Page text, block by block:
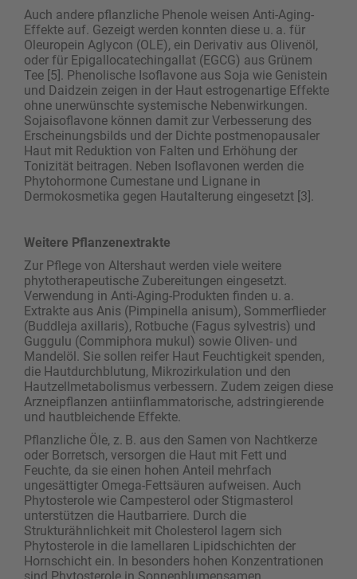
Auch andere pflanzliche Phenole weisen Anti-Aging-
Effekte auf. Gezeigt werden konnten diese u. a. für
Oleuropein Aglycon (OLE), ein Derivativ aus Olivenöl,
oder für Epigallocatechingallat (EGCG) aus Grünem
Tee [5]. Phenolische Isoflavone aus Soja wie Genistein
und Daidzein zeigen in der Haut estrogenartige Effekte
ohne unerwünschte systemische Nebenwirkungen.
Sojaisoflavone können damit zur Verbesserung des
Erscheinungsbilds und der Dichte postmenopausaler
Haut mit Reduktion von Falten und Erhöhung der
Tonizität beitragen. Neben Isoflavonen werden die
Phytohormone Cumestane und Lignane in
Dermokosmetika gegen Hautalterung eingesetzt [3].
Weitere Pflanzenextrakte
Zur Pflege von Altershaut werden viele weitere
phytotherapeutische Zubereitungen eingesetzt.
Verwendung in Anti-Aging-Produkten finden u. a.
Extrakte aus Anis (Pimpinella anisum), Sommerflieder
(Buddleja axillaris), Rotbuche (Fagus sylvestris) und
Guggulu (Commiphora mukul) sowie Oliven- und
Mandelöl. Sie sollen reifer Haut Feuchtigkeit spenden,
die Hautdurchblutung, Mikrozirkulation und den
Hautzellmetabolismus verbessern. Zudem ­zeigen diese
Arzneipflanzen antiinflammatorische, adstringierende
und hautbleichende Effekte.
Pflanzliche Öle, z. B. aus den Samen von Nachtkerze
oder Borretsch, versorgen die Haut mit Fett und
Feuchte, da sie einen hohen Anteil mehrfach
ungesättigter Omega-Fettsäuren aufweisen. Auch
Phytosterole wie Campesterol oder Stigmasterol
unterstützen die Hautbarriere. Durch die
Strukturähnlichkeit mit Cholesterol lagern sich
Phytosterole in die lamellaren Lipidschichten der
Hornschicht ein. In besonders hohen Konzentrationen
sind Phytosterole in Sonnenblumensamen,